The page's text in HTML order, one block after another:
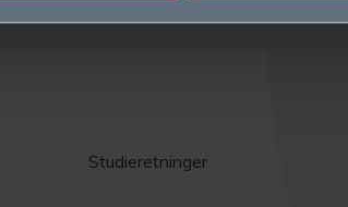
Studieretninger